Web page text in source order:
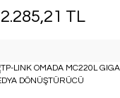
2.285,21 TL